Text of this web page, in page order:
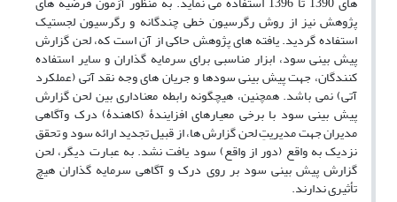
پژوهش نیز از روش رگرسیون خطی چندگانه و رگرسیون لجستیک
استفاده گردید. یافته های پژوهش حاکی از آن است که، لحن گزارش
پیش بینی سود، ابزار مناسبی برای سرمایه گذاران و سایر استفاده
کنندگان، جهت پیش بینی سودها و جریان های وجه نقد آتی (عملکرد
آتی) نمی باشد. همچنین، هیچگونه رابطه معناداری بین لحن گزارش
پیش بینی سود با برخی معیارهای افزایندۀ (کاهندۀ) درک وآگاهی
مدیران جهت مدیریتِ لحن گزارش ها، از قبیل تجدید ارائه سود و تحقق
نزدیک به واقع (دور از واقع) سود یافت نشد. به عبارت دیگر، لحن
گزارش پیش بینی سود بر روی درک و آگاهی سرمایه گذاران هیچ
تأثیری ندارند.